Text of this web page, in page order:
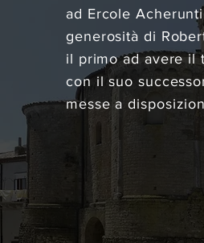
ad Ercole
generosità di
il primo ad avere il
con il suo
messe a